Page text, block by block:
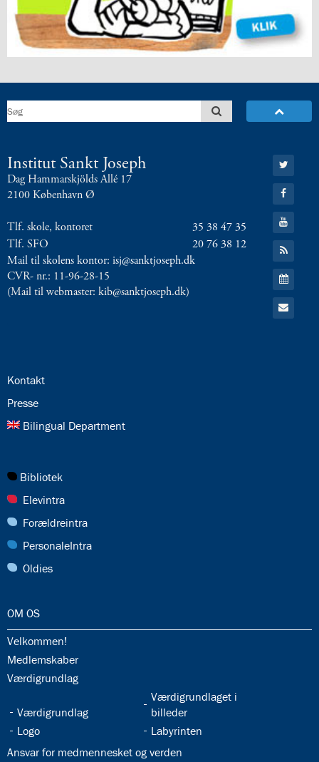
Institut Sankt Joseph
Dag Hammarskjölds Allé 17
2100 København Ø
Tlf. skole, kontoret
35 38 47 35
Tlf. SFO
20 76 38 12
Mail til skolens kontor: isj@sanktjoseph.dk
CVR- nr.: 11-96-28-15
(Mail til webmaster: kib@sanktjoseph.dk)
Gå
til:
Twitter
Gå
til:
Facebook
Gå
til:
YouTube
Gå
til:
RSS
feed
Gå
til:
Kalender
Gå
til:
24.0:
Kontakt
25.0:
Presse
26.0:
Bilingual Department
27.0:
Bibliotek
28.0:
Elevintra
29.0:
Forældreintra
30.0:
PersonaleIntra
31.0:
Oldies
32.0:
OM OS
32.1:
Velkommen!
32.2:
Medlemskaber
32.3:
Værdigrundlag
32.4:
Værdigrundlag
32.5:
Værdigrundlaget i
billeder
32.6:
Logo 32.7:
Labyrinten
32.8:
Ansvar for medmennesket og verden